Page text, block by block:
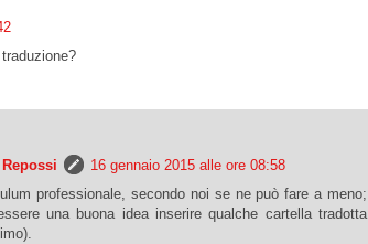
16 gennaio 2015 alle ore 08:58
professionale, secondo noi se ne può fare a meno;
una buona idea inserire qualche cartella tradotta